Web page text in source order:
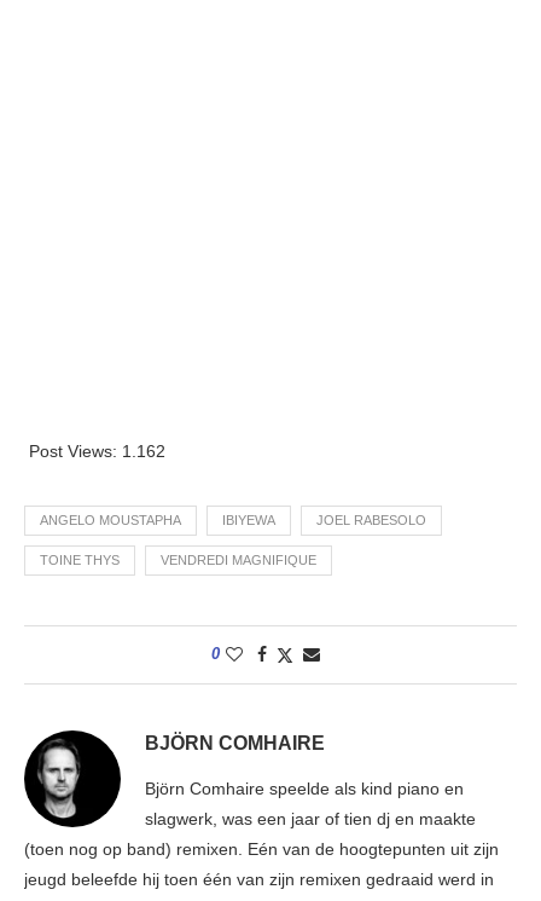
Post Views: 1.162
ANGELO MOUSTAPHA IBIYEWA JOEL RABESOLO
TOINE THYS VENDREDI MAGNIFIQUE
0
BJÖRN COMHAIRE
Björn Comhaire speelde als kind piano en
slagwerk, was een jaar of tien dj en maakte
(toen nog op band) remixen. Eén van de hoogtepunten uit zijn
jeugd beleefde hij toen één van zijn remixen gedraaid werd in